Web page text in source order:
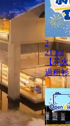
2
21 Jul
【花
過租